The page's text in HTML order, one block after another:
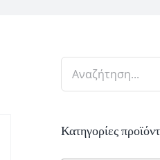
Κατηγορίες